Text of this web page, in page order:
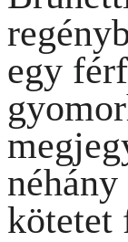
egy
kötetet